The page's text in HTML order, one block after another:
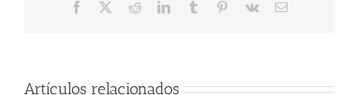
Facebook RedditLinkedInTumblr Pinterest
Vk
Correo
Artículos relacionados